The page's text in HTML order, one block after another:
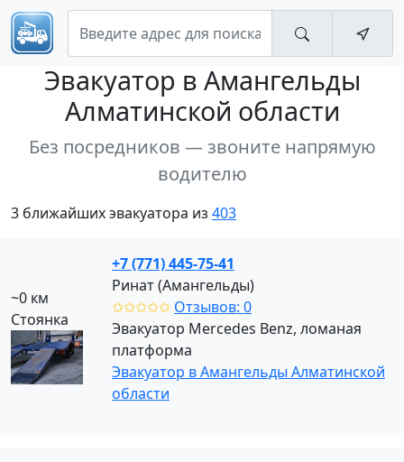
Эвакуатор в Амангельды
Алматинской области
Без посредников — звоните напрямую
водителю
3 ближайших эвакуатора из 403
~0 км
Стоянка
+7 (771) 445-75-41
Ринат (Амангельды)
✩✩✩✩✩ Отзывов: 0
Эвакуатор Mercedes Benz, ломаная
платформа
Эвакуатор в Амангельды Алматинской
области